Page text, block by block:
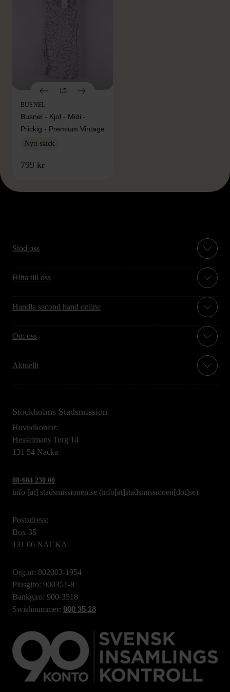
1/5
BUSNEL
Busnel - Kjol - Midi -
Prickig - Premium Vintage
Nytt skick
799 kr
Stöd oss
Hitta till oss
Handla second hand online
Om oss
Aktuellt
Stockholms Stadsmission
Huvudkontor:
Hesselmans Torg 14
131 54 Nacka
08-684 230 00
info [at] stadsmissionen.se (info[at]stadsmissionen[dot]se)
Postadress:
Box 35
131 06 NACKA
Org.nr: 802003-1954
Plusgiro: 900351-8
Bankgiro: 900-3518
Swishnummer: 900 35 18